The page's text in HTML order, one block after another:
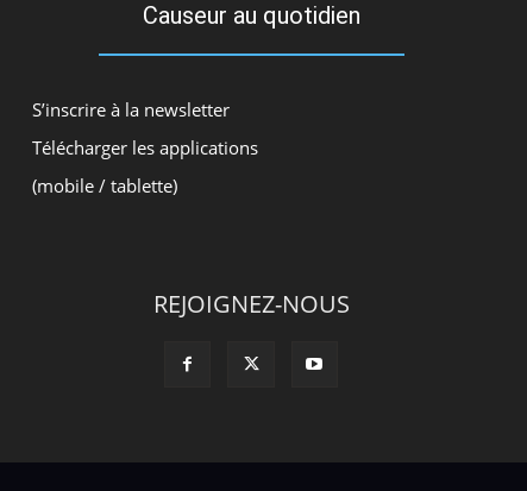
Causeur au quotidien
S’inscrire à la newsletter
Télécharger les applications
(mobile / tablette)
REJOIGNEZ-NOUS